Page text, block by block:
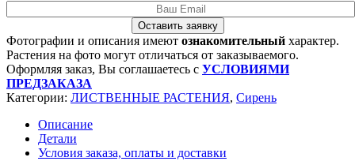
Оставить заявку
Фотографии и описания имеют ознакомительный характер.
Растения на фото могут отличаться от заказываемого.
Оформляя заказ, Вы соглашаетесь с УСЛОВИЯМИ
ПРЕДЗАКАЗА
Категории: ЛИСТВЕННЫЕ РАСТЕНИЯ, Сирень
Описание
Детали
Условия заказа, оплаты и доставки